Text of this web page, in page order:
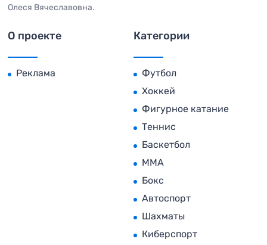
Олеся Вячеславовна.
О проекте
Реклама
Категории
Футбол
Хоккей
Фигурное катание
Теннис
Баскетбол
MMA
Бокс
Автоспорт
Шахматы
Киберспорт